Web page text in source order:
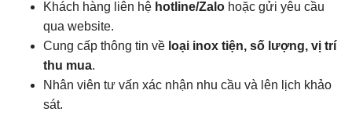
Khách hàng liên hệ hotline/Zalo hoặc gửi yêu cầu
qua website.
Cung cấp thông tin về loại inox tiện, số lượng, vị trí
thu mua.
Nhân viên tư vấn xác nhận nhu cầu và lên lịch khảo
sát.